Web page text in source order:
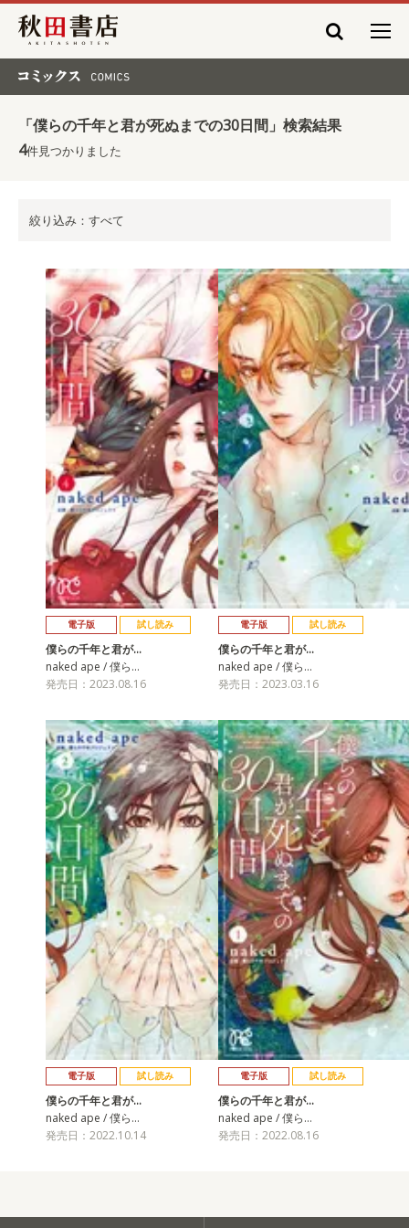
秋田書店
「僕らの千年と君が死ぬまでの30日間」検索結果
4件見つかりました
絞り込み：すべて
電子版 試し読み
僕らの千年と君が…
naked ape / 僕ら…
発売日：2023.08.16
電子版 試し読み
僕らの千年と君が…
naked ape / 僕ら…
発売日：2023.03.16
電子版 試し読み
僕らの千年と君が…
naked ape / 僕ら…
発売日：2022.10.14
電子版 試し読み
僕らの千年と君が…
naked ape / 僕ら…
発売日：2022.08.16